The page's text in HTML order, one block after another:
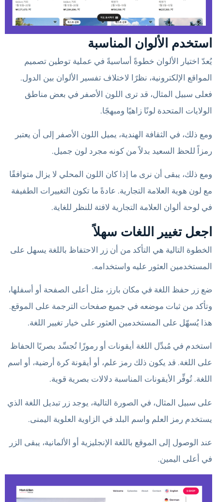
استخدم الألوان المناسبة
يُعدّ اختيار الألوان خطوةً أساسيةً في عملية توطين تصميم
المواقع الإلكترونية، نظرًا لاختلاف تفسير الألوان بين الدول.
فعلى سبيل المثال، قد ترى اللون الأصفر في بعض مناطق
الولايات المتحدة لونًا زاهيًا ومبهجًا.
ومع ذلك، في الثقافة الهندية، يميل اللون الأصفر إلى أن يعتبر
رمزاً للحظ السعيد بدلاً من كونه مجرد لون جميل.
ومع ذلك، يبقى أن نرى ما إذا كان اللون المحلي لا يزال متوافقًا
مع لون هوية العلامة التجارية. عادةً ما تكون التغييرات الطفيفة
في لوحة ألوان العلامة التجارية لافتة للنظر للغاية.
اجعل تغيير اللغات سهلاً
الخطوة التالية هي التأكد من أن زر الاحتفاظ باللغة يسهل على
المستخدمين العثور عليه واستخدامه.
ضع زر حفظ اللغة في مكان بارز، مثل أعلى الصفحة أو أسفلها،
وتأكد من ثبات موضعه في جميع صفحات الترجمة على الموقع.
هذا يُسهّل على المستخدمين العثور على خيار تغيير اللغة.
استخدم في مُبدِّل اللغة أيقونات أو رموزًا تُجسِّد بصريًا الحفاظ
على اللغة. قد يكون ذلك رمز علم، أو أيقونة كرة أرضية، أو اسم
اللغة. تُوفِّر الأيقونات المناسبة دلالات بصرية قوية.
على سبيل المثال، في الصورة التالية، يوجد زر تبديل اللغة الذي
يستخدم رمز العلم واسم البلد في الزاوية العلوية اليمنى.
عند الوصول إلى الموقع باللغة الإنجليزية أو الألمانية، يبقى الزر
في أعلى اليمين.